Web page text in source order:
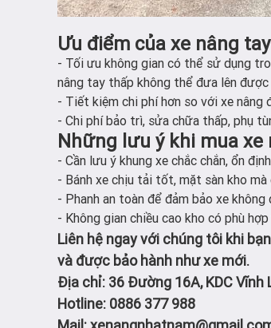
Ưu điểm của xe nâng
- Tối ưu không gian có thể sử dụng
nâng tay thấp không thể đưa lên được
- Tiết kiệm chi phí hơn so với xe nâng
- Chi phí bảo trì, sửa chữa thấp, phụ
Những lưu ý khi mua xe
- Cần lưu ý khung xe chắc chắn, ổn
- Bánh xe chịu tải tốt, mặt sàn kho mà
- Phanh an toàn để đảm bảo xe không
- Không gian chiều cao kho có phù
Liên hệ ngay với chúng tôi khi
và được bảo hành như xe mới.
Địa chỉ: 36 Đường 16A, KDC Vĩnh
Hotline: 0886 377 988